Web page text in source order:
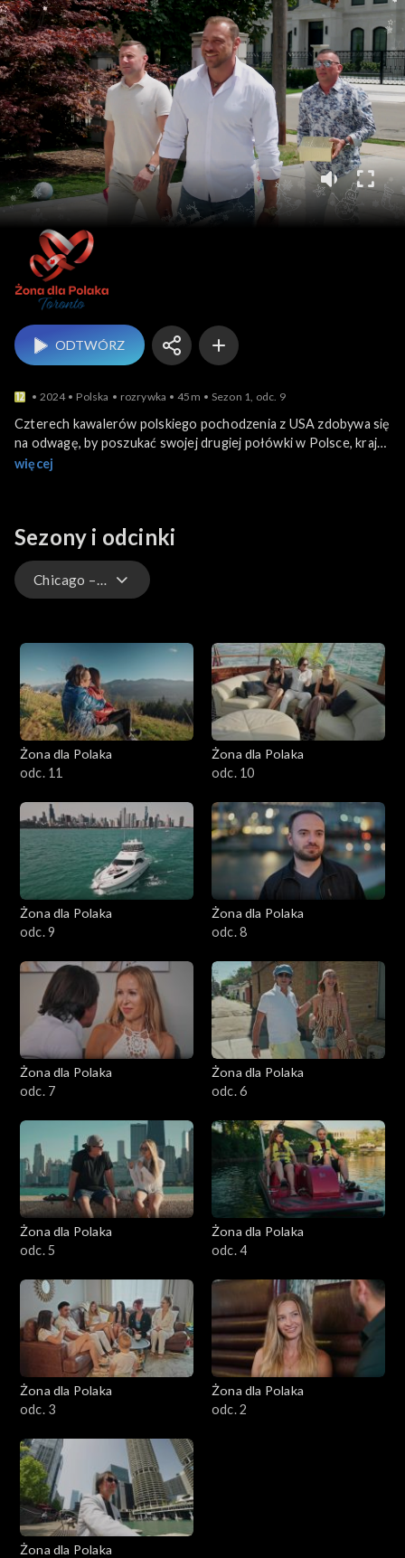
Żona dla Polaka
ODTWÓRZ
2024 Polska rozrywka 45m Sezon 1, odc. 9
Czterech kawalerów polskiego pochodzenia z USA zdobywa się
na odwagę, by poszukać swojej drugiej połówki w Polsce, kraju
przodków. Kawalerowie mieszkają w Chicago, ale polskie
więcej
Sezony i odcinki
Chicago – 1. sezon
Extra – Toronto
Chicago – 1. sezon
Żona dla Polaka
odc. 11
Żona dla Polaka
odc. 10
Żona dla Polaka
odc. 9
Żona dla Polaka
odc. 8
Żona dla Polaka
odc. 7
Żona dla Polaka
odc. 6
Żona dla Polaka
odc. 5
Żona dla Polaka
odc. 4
Żona dla Polaka
odc. 3
Żona dla Polaka
odc. 2
Żona dla Polaka